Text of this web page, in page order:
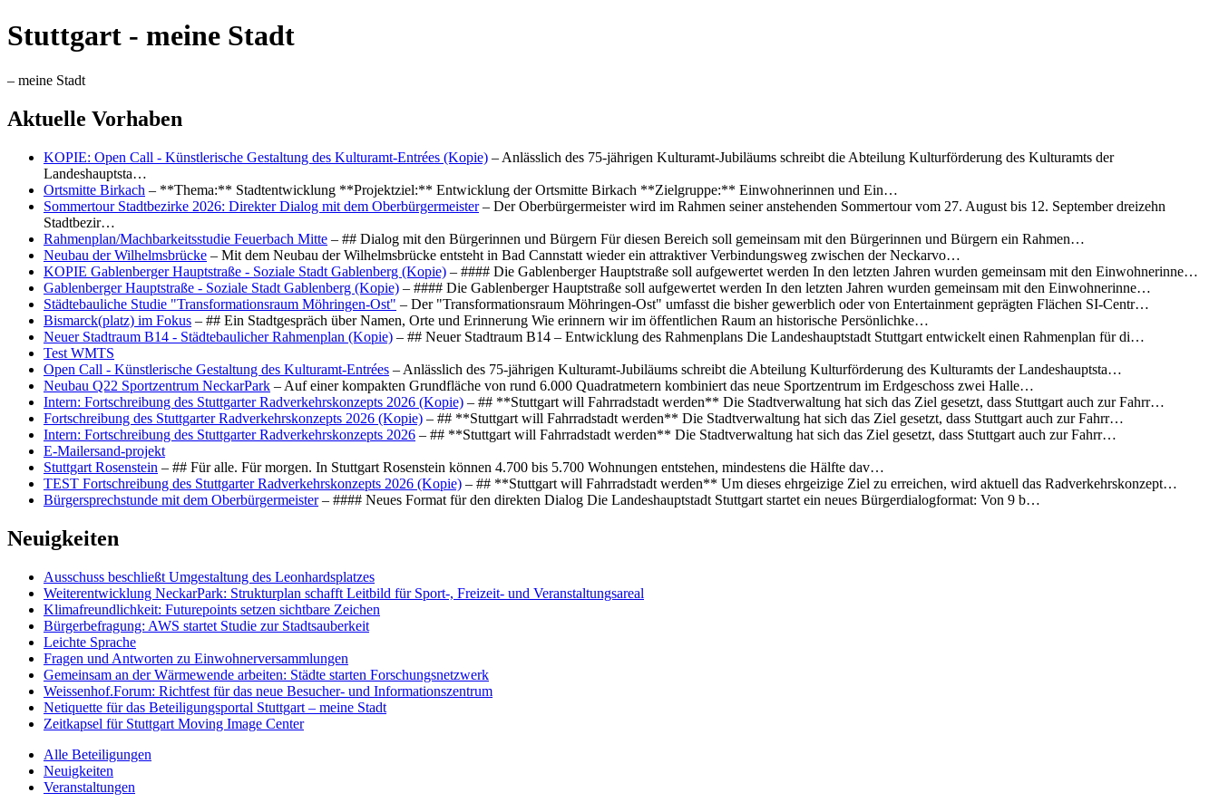
Stuttgart - meine Stadt
– meine Stadt
Aktuelle Vorhaben
KOPIE: Open Call - Künstlerische Gestaltung des Kulturamt-Entrées (Kopie) – Anlässlich des 75-jährigen Kulturamt-Jubiläums schreibt die Abteilung Kulturförderung des Kulturamts der
Landeshauptsta…
Ortsmitte Birkach – **Thema:** Stadtentwicklung **Projektziel:** Entwicklung der Ortsmitte Birkach **Zielgruppe:** Einwohnerinnen und Ein…
Sommertour Stadtbezirke 2026: Direkter Dialog mit dem Oberbürgermeister– Der Oberbürgermeister wird im Rahmen seiner anstehenden Sommertour vom 27. August bis 12. September dreizehn
Stadtbezir…
Rahmenplan/Machbarkeitsstudie Feuerbach Mitte – ## Dialog mit den Bürgerinnen und Bürgern Für diesen Bereich soll gemeinsam mit den Bürgerinnen und Bürgern ein Rahmen…
Neubau der Wilhelmsbrücke – Mit dem Neubau der Wilhelmsbrücke entsteht in Bad Cannstatt wieder ein attraktiver Verbindungsweg zwischen der Neckarvo…
KOPIE Gablenberger Hauptstraße - Soziale Stadt Gablenberg (Kopie) – #### Die Gablenberger Hauptstraße soll aufgewertet werden In den letzten Jahren wurden gemeinsam mit den Einwohnerinne…
Gablenberger Hauptstraße - Soziale Stadt Gablenberg (Kopie) – #### Die Gablenberger Hauptstraße soll aufgewertet werden In den letzten Jahren wurden gemeinsam mit den Einwohnerinne…
Städtebauliche Studie "Transformationsraum Möhringen-Ost" – Der "Transformationsraum Möhringen-Ost" umfasst die bisher gewerblich oder von Entertainment geprägten Flächen SI-Centr…
Bismarck(platz) im Fokus – ## Ein Stadtgespräch über Namen, Orte und Erinnerung Wie erinnern wir im öffentlichen Raum an historische Persönlichke…
Neuer Stadtraum B14 - Städtebaulicher Rahmenplan (Kopie) – ## Neuer Stadtraum B14 – Entwicklung des Rahmenplans Die Landeshauptstadt Stuttgart entwickelt einen Rahmenplan für di…
Test WMTS
Open Call - Künstlerische Gestaltung des Kulturamt-Entrées – Anlässlich des 75-jährigen Kulturamt-Jubiläums schreibt die Abteilung Kulturförderung des Kulturamts der Landeshauptsta…
Neubau Q22 Sportzentrum NeckarPark – Auf einer kompakten Grundfläche von rund 6.000 Quadratmetern kombiniert das neue Sportzentrum im Erdgeschoss zwei Halle…
Intern: Fortschreibung des Stuttgarter Radverkehrskonzepts 2026 (Kopie) – ## **Stuttgart will Fahrradstadt werden** Die Stadtverwaltung hat sich das Ziel gesetzt, dass Stuttgart auch zur Fahrr…
Fortschreibung des Stuttgarter Radverkehrskonzepts 2026 (Kopie) – ## **Stuttgart will Fahrradstadt werden** Die Stadtverwaltung hat sich das Ziel gesetzt, dass Stuttgart auch zur Fahrr…
Intern: Fortschreibung des Stuttgarter Radverkehrskonzepts 2026 – ## **Stuttgart will Fahrradstadt werden** Die Stadtverwaltung hat sich das Ziel gesetzt, dass Stuttgart auch zur Fahrr…
E-Mailersand-projekt
Stuttgart Rosenstein – ## Für alle. Für morgen. In Stuttgart Rosenstein können 4.700 bis 5.700 Wohnungen entstehen, mindestens die Hälfte dav…
TEST Fortschreibung des Stuttgarter Radverkehrskonzepts 2026 (Kopie) – ## **Stuttgart will Fahrradstadt werden** Um dieses ehrgeizige Ziel zu erreichen, wird aktuell das Radverkehrskonzept…
Bürgersprechstunde mit dem Oberbürgermeister– #### Neues Format für den direkten Dialog Die Landeshauptstadt Stuttgart startet ein neues Bürgerdialogformat: Von 9 b…
Neuigkeiten
Ausschuss beschließt Umgestaltung des Leonhards­platzes
Weiterentwicklung NeckarPark: Strukturplan schafft Leitbild für Sport-, Freizeit- und Veranstaltungsareal
Klimafreundlichkeit: Futurepoints setzen sichtbare Zeichen
Bürgerbefragung: AWS startet Studie zur Stadtsauberkeit
Leichte Sprache
Fragen und Antworten zu Einwohnerversammlungen
Gemeinsam an der Wärmewende arbeiten: Städte starten Forschungsnetzwerk
Weissenhof.Forum: Richtfest für das neue Besucher- und Informationszentrum
Netiquette für das Beteiligungsportal Stuttgart – meine Stadt
Zeitkapsel für Stuttgart Moving Image Center
Alle Beteiligungen
Neuigkeiten
Veranstaltungen